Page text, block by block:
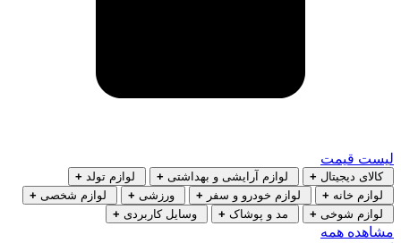
لیست قیمت
کالای دیجیتال + لوازم آرایشی و بهداشتی + لوازم تولد +
لوازم خانه + لوازم خودرو و سفر + ورزشی + لوازم شخصی +
لوازم شوخی + مد و پوشاک + وسایل کاربردی +
مشاهده همه